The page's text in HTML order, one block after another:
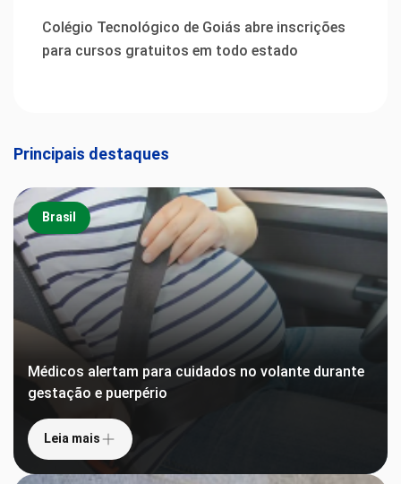
Colégio Tecnológico de Goiás abre inscrições
para cursos gratuitos em todo estado
Principais destaques
Brasil
Médicos alertam para cuidados no volante durante
gestação e puerpério
Leia mais